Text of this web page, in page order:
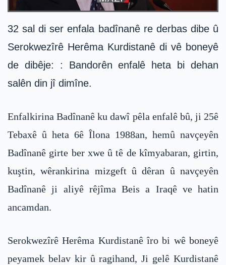
32 sal di ser enfala badînanê re derbas dibe û
Serokwezîrê Herêma Kurdistanê di vê boneyê
de dibêje: : Bandorên enfalê heta bi dehan
salên din jî dimîne.
Enfalkirina Badînanê ku dawî pêla enfalê bû, ji 25ê
Tebaxê û heta 6ê Îlona 1988an, hemû navçeyên
Badînanê girte ber xwe û tê de kîmyabaran, girtin,
kuştin, wêrankirina mizgeft û dêran û navçeyên
Badînanê ji aliyê rêjîma Beis a Iraqê ve hatin
ancamdan.
Serokwezîrê Herêma Kurdistanê îro bi wê boneyê
peyamek belav kir û ragihand, Ji gelê Kurdistanê